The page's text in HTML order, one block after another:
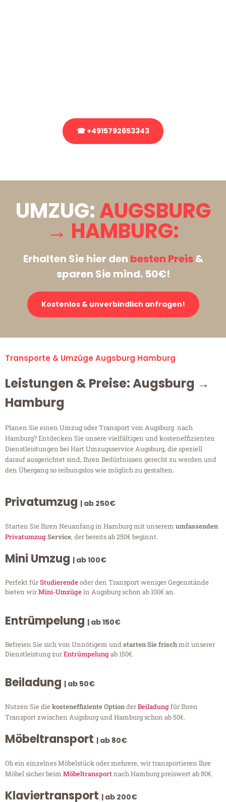
☎ +4915792653343
UMZUG:AUGSBURG
→ HAMBURG:
Erhalten Sie hier den besten Preis&
sparen Sie mind. 50€!
Kostenlos & unverbindlich anfragen!
Transporte & Umzüge Augsburg Hamburg
Leistungen & Preise: Augsburg →
Hamburg
Planen Sie einen Umzug oder Transport von Augsburg nach
Hamburg? Entdecken Sie unsere vielfältigen und kosteneffizienten
Dienstleistungen bei Hart Umzugsservice Augsburg, die speziell
darauf ausgerichtet sind, Ihren Bedürfnissen gerecht zu werden und
den Übergang so reibungslos wie möglich zu gestalten.
Privatumzug | ab 250€
Starten Sie Ihren Neuanfang in Hamburg mit unserem umfassenden
PrivatumzugService, der bereits ab 250€ beginnt.
Mini Umzug | ab 100€
Perfekt fürStudierendeoder den Transport weniger Gegenstände
bieten wirMini-Umzügein Augsburg schon ab 100€ an.
Entrümpelung | ab 150€
Befreien Sie sich von Unnötigem undstarten Sie frischmit unserer
Dienstleistung zurEntrümpelungab 150€.
Beiladung | ab 50€
Nutzen Sie diekosteneffiziente OptionderBeiladungfür Ihren
Transport zwischen Augsburg und Hamburg schon ab 50€.
Möbeltransport | ab 80€
Ob ein einzelnes Möbelstück oder mehrere, wir transportieren Ihre
Möbel sicher beim Möbeltransportnach Hamburg preiswert ab 80€.
Klaviertransport | ab 200€